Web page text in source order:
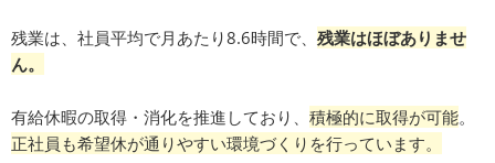
残業は、社員平均で月あたり8.6時間で、 残業はほぼありませ
ん。
有給休暇の取得・消化を推進しており、 積極的に取得が可能。
正社員も希望休が通りやすい環境づくりを行っています。